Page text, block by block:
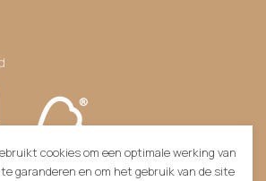
cookies om een optimale werking van
garanderen en om het gebruik van de site